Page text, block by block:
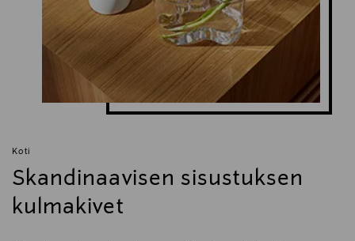
Koti
Skandinaavisen sisustuksen
kulmakivet